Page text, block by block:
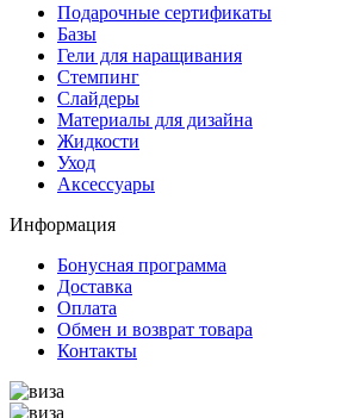
Подарочные сертификаты
Базы
Гели для наращивания
Стемпинг
Слайдеры
Материалы для дизайна
Жидкости
Уход
Аксессуары
Информация
Бонусная программа
Доставка
Оплата
Обмен и возврат товара
Контакты